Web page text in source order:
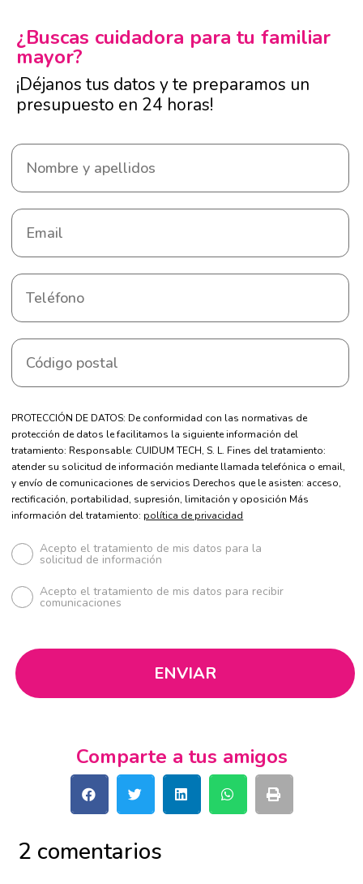
¿Buscas cuidadora para tu familiar
mayor?
¡Déjanos tus datos y te preparamos un
presupuesto en 24 horas!
PROTECCIÓN DE DATOS: De conformidad con las normativas de
protección de datos le facilitamos la siguiente información del
tratamiento: Responsable: CUIDUM TECH, S. L. Fines del tratamiento:
atender su solicitud de información mediante llamada telefónica o email,
y envío de comunicaciones de servicios Derechos que le asisten: acceso,
rectificación, portabilidad, supresión, limitación y oposición Más
información del tratamiento: política de privacidad
Acepto el tratamiento de mis datos para la
solicitud de información
Acepto el tratamiento de mis datos para recibir
comunicaciones
Comparte a tus amigos
2 comentarios